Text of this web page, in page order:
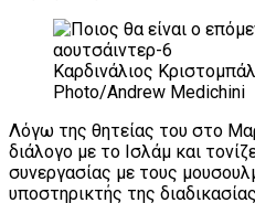
Καρδινάλιος
Photo/Andrew Medichini
Λόγω της θητείας του στο
διάλογο με το Ισλάμ και
συνεργασίας με τους
υποστηρικτής της